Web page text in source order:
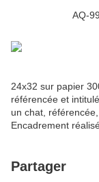
24x32 sur papier
référencée et
un chat,
Encadrement
Partager